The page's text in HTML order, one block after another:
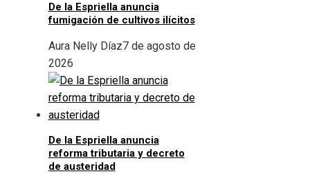
De la Espriella anuncia
fumigación de cultivos ilícitos
Aura Nelly Díaz7 de agosto de
2026
De la Espriella anuncia
reforma tributaria y decreto
de austeridad